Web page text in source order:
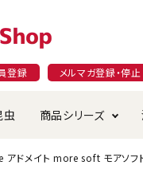
登録 メルマガ登録・停止
虫 商品シリーズ
ドメイト more soft モアソフ